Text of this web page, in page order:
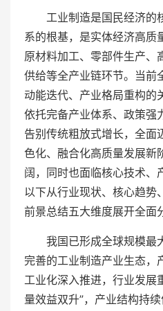
工业制造是国民经济的
系的根基，是实体经济高质
原材料加工、零部件生产、
供给等全产业链环节。当前
动能迭代、产业格局重构的
依托完备产业体系、政策强
告别传统粗放式增长，全面
色化、融合化高质量发展新
阔，同时也面临核心技术、
以下从行业现状、核心趋势
前景总结五大维度展开全面
我国已形成全球规模最
完善的工业制造产业生态，
工业化深入推进，行业发展
量效益双升”，产业结构持